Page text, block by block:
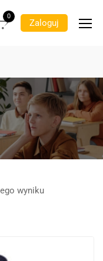
0
Zaloguj
wyniku